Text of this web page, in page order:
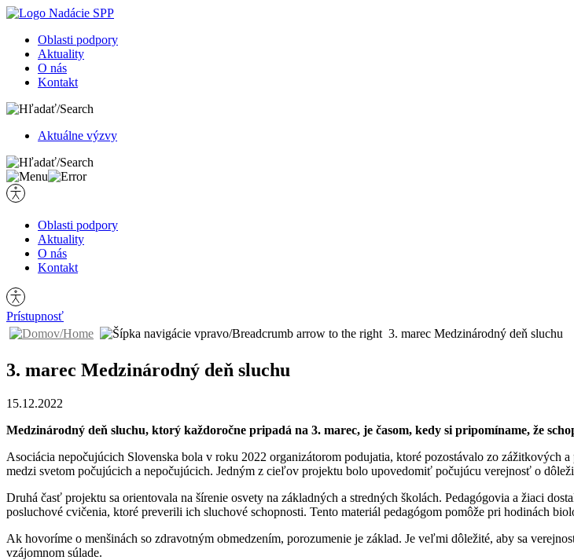
Oblasti podpory
Aktuality
O nás
Kontakt
Aktuálne výzvy
Hľadať:
Oblasti podpory
Aktuality
O nás
Kontakt
Prístupnosť
3. marec Medzinárodný deň sluchu
3. marec Medzinárodný deň sluchu
15.12.2022
Medzinárodný deň sluchu, ktorý každoročne pripadá na 3. marec, je časom, kedy si pripomíname, že
Asociácia nepočujúcich Slovenska bola v roku 2022 organizátorom podujatia, ktoré pozostávalo zo
medzi svetom počujúcich a nepočujúcich. Jedným z cieľov projektu bolo upovedomiť počujúcu verejnosť o
Druhá časť projektu sa orientovala na šírenie osvety na základných a stredných školách. Pedagógovia a žiaci
posluchové cvičenia, ktoré preverili ich sluchové schopnosti. Tento materiál pedagógom pomôže pri hodinách
Ak hovoríme o menšinách so zdravotným obmedzením, porozumenie je základ. Je veľmi dôležité, aby sa
vzájomnom súlade.